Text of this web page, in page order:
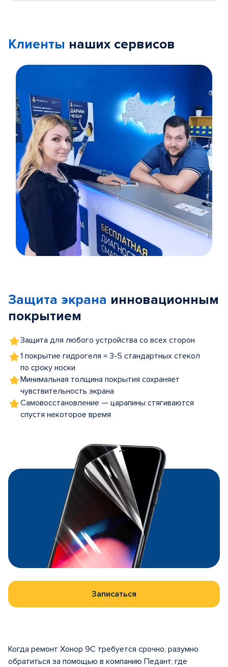
Клиенты наших сервисов
5
Защита экрана инновационным
покрытием
Защита для любого устройства со всех сторон
1 покрытие гидрогеля = 3-5 стандартных стекол
по сроку носки
Минимальная толщина покрытия сохраняет
чувствительность экрана
Самовосстановление — царапины стягиваются
спустя некоторое время
Записаться
Когда ремонт Хонор 9C требуется срочно, разумно
обратиться за помощью в компанию Педант, где